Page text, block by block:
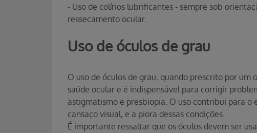
- Uso de colírios lubrificantes - sempre sob
ressecamento ocular.
Uso de óculos de grau
O uso de óculos de grau, quando prescrito por
saúde ocular e é indispensável para corrigir
astigmatismo e presbiopia. O uso contribui para o
cansaço visual, e a piora dessas condições.
É importante ressaltar que os óculos devem ser